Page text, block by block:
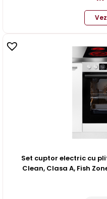
Set cuptor electric cu
Clean, Clasa A, Fish